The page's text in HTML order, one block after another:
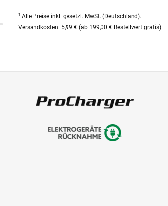
1 Alle Preise inkl. gesetzl. MwSt. (Deutschland).
Versandkosten: 5,99 € (ab 199,00 € Bestellwert gratis).